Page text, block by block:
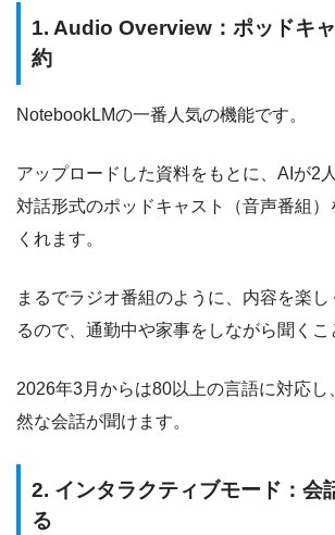
1. Audio Overview：ポッドキ
約
NotebookLMの一番人気の機能です。
アップロードした資料をもとに、AIが2
対話形式のポッドキャスト（音声番組）
くれます。
まるでラジオ番組のように、内容を楽
るので、通勤中や家事をしながら聞くこ
2026年3月からは80以上の言語に対応し
然な会話が聞けます。
2. インタラクティブモード：会
る